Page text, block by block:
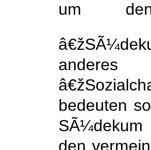
um
bedeuten
SÃ¼dekum
den